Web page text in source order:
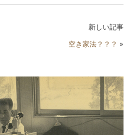
新しい記事
空き家法？？？ »